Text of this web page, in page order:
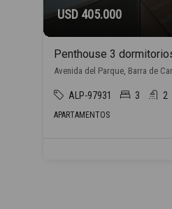
USD 405.000
ALP-97931 3 2
APARTAMENTOS